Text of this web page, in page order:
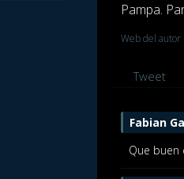
Pampa.
Web del autor
Tweet
Fabian
Que buen